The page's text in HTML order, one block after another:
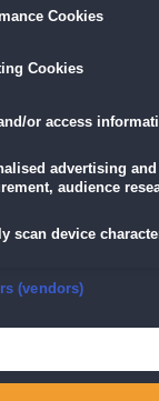
Cookies
Cookies
or access
advertising
audience
scan device
security, prevent
(vendors)